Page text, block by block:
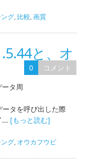
グ, 比較,画質
と、オ
0
コメント
タ周
ータを呼び出した際
... [もっと読む]
グ, オウカフウビ